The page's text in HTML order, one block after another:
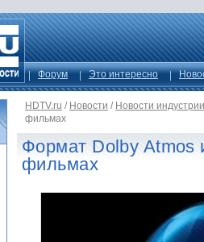
Форум Это интересно
HDTV.ru / Новости / Новости индустрии
фильмах
Формат Dolby Atmos
фильмах